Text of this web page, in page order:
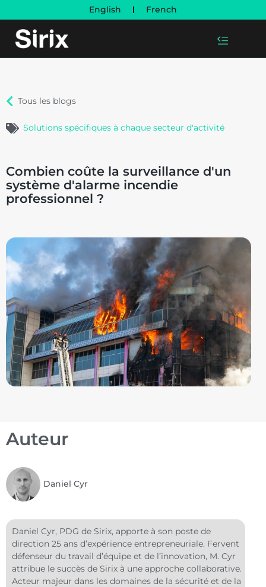
English French
Tous les blogs
Solutions spécifiques à chaque secteur d'activité
Combien coûte la surveillance d'un
système d'alarme incendie
professionnel ?
Auteur
Daniel Cyr
Daniel Cyr, PDG de Sirix, apporte à son poste de
direction 25 ans d’expérience entrepreneuriale. Fervent
défenseur du travail d’équipe et de l’innovation, M. Cyr
attribue le succès de Sirix à une approche collaborative.
Acteur majeur dans les domaines de la sécurité et de la